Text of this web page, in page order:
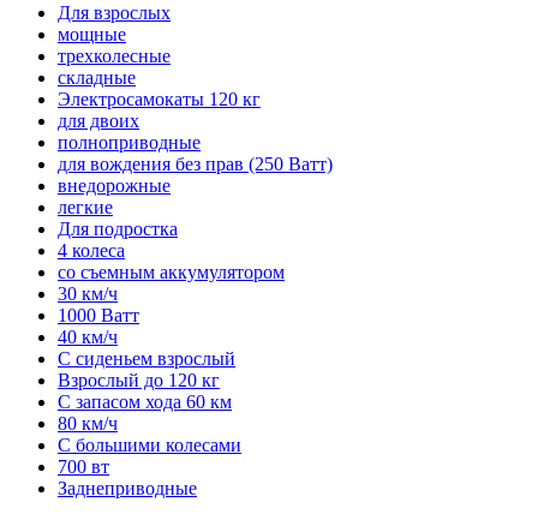
Для взрослых
мощные
трехколесные
складные
Электросамокаты 120 кг
для двоих
полноприводные
для вождения без прав (250 Ватт)
внедорожные
легкие
Для подростка
4 колеса
со съемным аккумулятором
30 км/ч
1000 Ватт
40 км/ч
С сиденьем взрослый
Взрослый до 120 кг
С запасом хода 60 км
80 км/ч
С большими колесами
700 вт
Заднеприводные